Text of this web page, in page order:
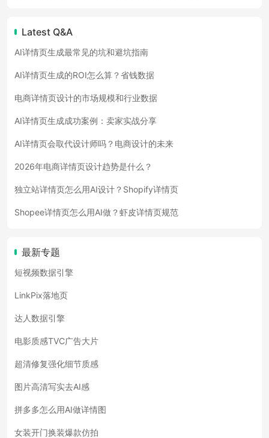
Latest Q&A
AI详情页生成最常见的坑和避坑指南
AI详情页生成的ROI怎么算？省钱数据
电商详情页设计的市场规模和行业数据
AI详情页生成成功案例：卖家实战分享
AI详情页会取代设计师吗？电商设计的未来
2026年电商详情页设计趋势是什么？
独立站详情页怎么用AI设计？Shopify详情页
Shopee详情页怎么用AI做？虾皮详情页规范
最新专题
短视频数据引擎
LinkPix落地页
达人数据引擎
电影质感TVC广告大片
超清修复强化细节质感
图片高清写实去AI感
拼多多怎么用AI做详情图
女装开门换装爆款仿拍